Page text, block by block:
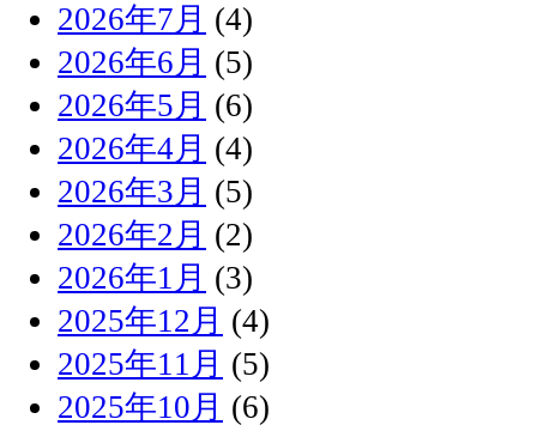
2026年7月 (4)
2026年6月 (5)
2026年5月 (6)
2026年4月 (4)
2026年3月 (5)
2026年2月 (2)
2026年1月 (3)
2025年12月 (4)
2025年11月 (5)
2025年10月 (6)